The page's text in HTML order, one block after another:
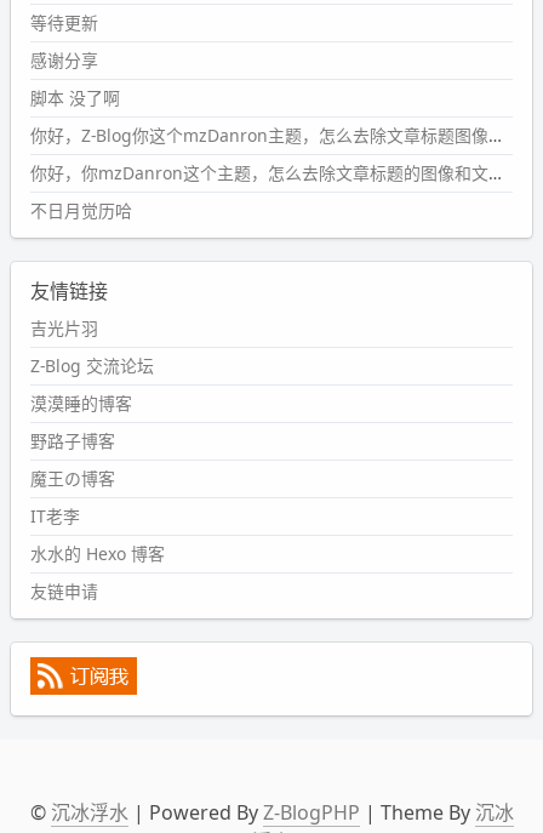
#PubWord
条嘟？？？？
wdssmq
2024-09-15 10:32:07
#PubWordVSCode 内 git 操作卡住的时候没办法主动取消
一直是个痛点，一般都是推送或拉取，今天连提交都卡
了。。
wdssmq
2024-09-11 08:45:43
#PubWord
然后天凉了，为了应对踢被子买了睡袋，不知道 1.2 米会不
会略窄。。
wdssmq
2024-09-09 19:43:00
#PubWord
表，21 年 11 月底发现 B 站上线了这部，直到前几天才看
完，还是分两次看的。。接下来有五项是 2019 年的，都是
电影 —— 略长的待办列表。。
等待更新
感谢分享
脚本 没了啊
你好，Z-Blog你这个mzDanron主题，怎么去除文章标题图像和文章摘要，仅显示标题，感谢回复！
你好，你mzDanron这个主题，怎么去除文章标题的图像和文章摘要！仅显示标题，感谢回复解决！
不日月觉历哈
友情链接
吉光片羽
Z-Blog 交流论坛
漠漠睡的博客
野路子博客
魔王の博客
IT老李
水水的 Hexo 博客
友链申请
© 沉冰浮水| Powered ByZ-BlogPHP | Theme By 沉冰